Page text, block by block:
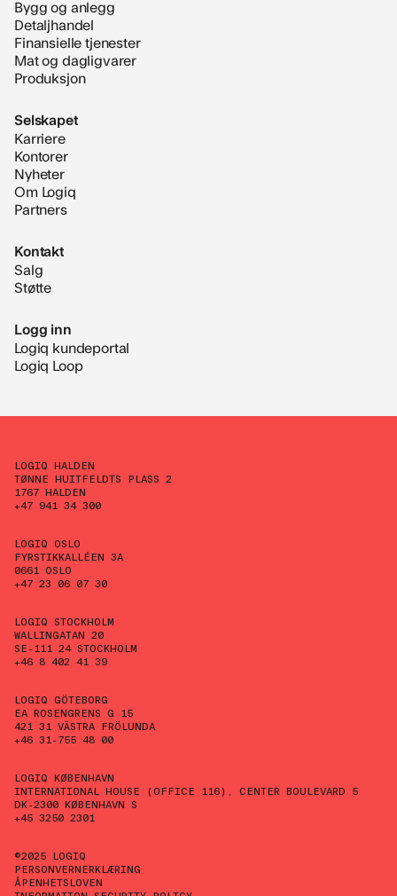
Bygg og anlegg
Detaljhandel
Finansielle tjenester
Mat og dagligvarer
Produksjon
Selskapet
Karriere
Kontorer
Nyheter
Om Logiq
Partners
Kontakt
Salg
Støtte
Logg inn
Logiq kundeportal
Logiq Loop
LOGIQ HALDEN
TØNNE HUITFELDTS PLASS 2
1767 HALDEN
+47 941 34 300
LOGIQ OSLO
FYRSTIKKALLÉEN 3A
0661 OSLO
+47 23 06 07 30
LOGIQ STOCKHOLM
WALLINGATAN 20
SE-111 24 STOCKHOLM
+46 8 402 41 39
LOGIQ GÖTEBORG
EA ROSENGRENS G 15
421 31 VÄSTRA FRÖLUNDA
+46 31-755 48 00
LOGIQ KØBENHAVN
INTERNATIONAL HOUSE (OFFICE 116), CENTER BOULEVARD 5
DK-2300 KØBENHAVN S
+45 3250 2301
©2025 LOGIQ
PERSONVERNERKLÆRING
ÅPENHETSLOVEN